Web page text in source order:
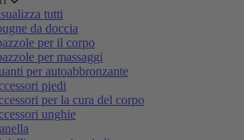
tutti
da doccia
per il corpo
per massaggi
per autoabbronzante
piedi
per la cura del corpo
unghie